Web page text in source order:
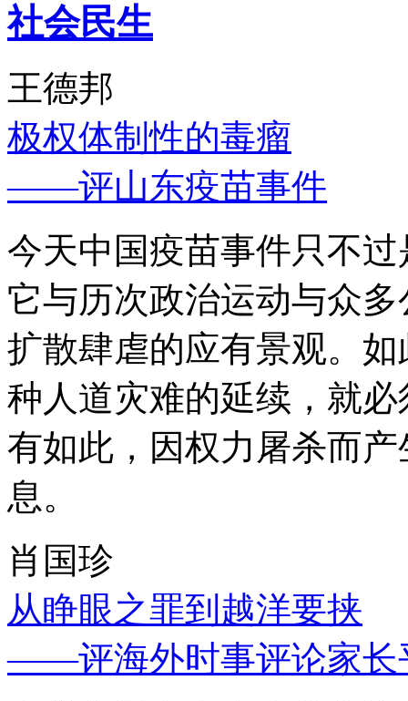
社会民生
王德邦
极权体制性的毒瘤
——评山东疫苗事件
今天中国疫苗事件只不
它与历次政治运动与众
扩散肆虐的应有景观。
种人道灾难的延续，就
有如此，因权力屠杀而
息。
肖国珍
从睁眼之罪到越洋要挟
——评海外时事评论家长